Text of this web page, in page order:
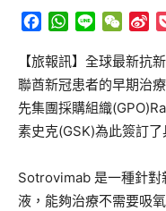
Facebook
WhatsApp
Line
【旅報訊】全球最新抗
聯酋新冠患者的早期治
先集團採購組織
素史克(GSK)為此簽訂
Sotrovimab 是一種針對
液，能夠治療不需要吸